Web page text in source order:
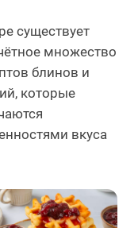
существует
множество
блинов и
которые
вкуса